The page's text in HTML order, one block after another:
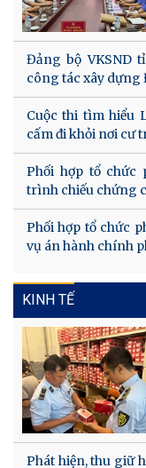
Đảng bộ VKSND
công tác xây dựng
Cuộc thi tìm hiểu
cấm đi khỏi nơi cư
Phối hợp tổ chức
trình chiếu chứng
Phối hợp tổ chức
vụ án hành chính
KINH TẾ
Phát hiện, thu giữ